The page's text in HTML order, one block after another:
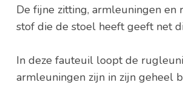
De fijne zitting, armleuningen
stof die de stoel heeft geeft net
In deze fauteuil loopt de
armleuningen zijn in zijn geheel